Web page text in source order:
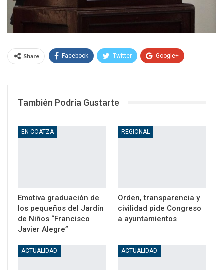
Share Facebook Twitter Google+
También Podría Gustarte
EN COATZA
Emotiva graduación de
los pequeños del Jardín
de Niños “Francisco
Javier Alegre”
REGIONAL
Orden, transparencia y
civilidad pide Congreso
a ayuntamientos
ACTUALIDAD ACTUALIDAD